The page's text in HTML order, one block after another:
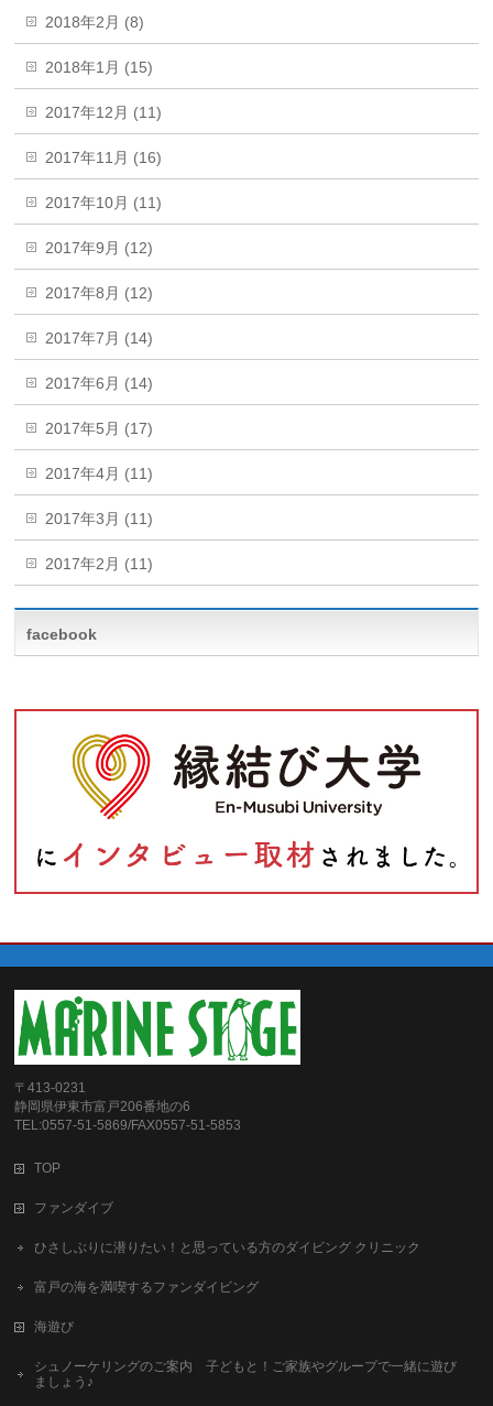
2018年2月 (8)
2018年1月 (15)
2017年12月 (11)
2017年11月 (16)
2017年10月 (11)
2017年9月 (12)
2017年8月 (12)
2017年7月 (14)
2017年6月 (14)
2017年5月 (17)
2017年4月 (11)
2017年3月 (11)
2017年2月 (11)
facebook
〒413-0231
静岡県伊東市富戸206番地の6
TEL:0557-51-5869/FAX0557-51-5853
TOP
ファンダイブ
ひさしぶりに潜りたい！と思っている方のダイビング クリニック
富戸の海を満喫するファンダイビング
海遊び
シュノーケリングのご案内 子どもと！ご家族やグループで一緒に遊び
ましょう♪